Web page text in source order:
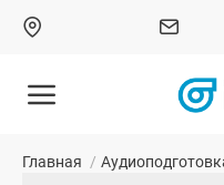
Главная /